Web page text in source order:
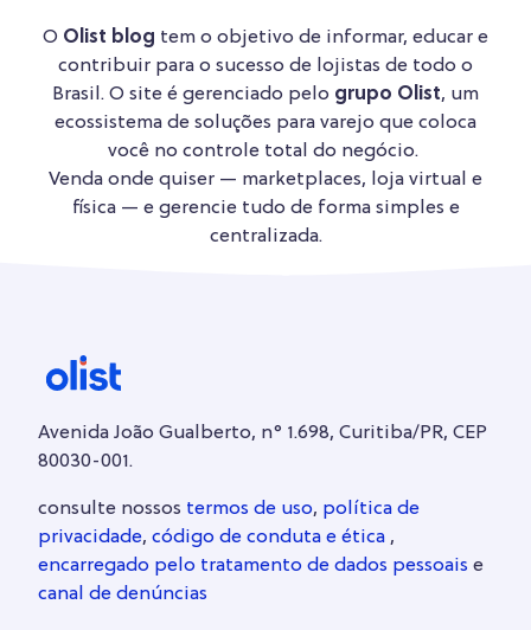
O Olist blog tem o objetivo de informar, educar e
contribuir para o sucesso de lojistas de todo o
Brasil. O site é gerenciado pelo grupo Olist, um
ecossistema de soluções para varejo que coloca
você no controle total do negócio.
Venda onde quiser — marketplaces, loja virtual e
física — e gerencie tudo de forma simples e
centralizada.
Avenida João Gualberto, n° 1.698, Curitiba/PR, CEP
80030-001.
consulte nossos termos de uso, política de
privacidade, código de conduta e ética ,
encarregado pelo tratamento de dados pessoais e
canal de denúncias